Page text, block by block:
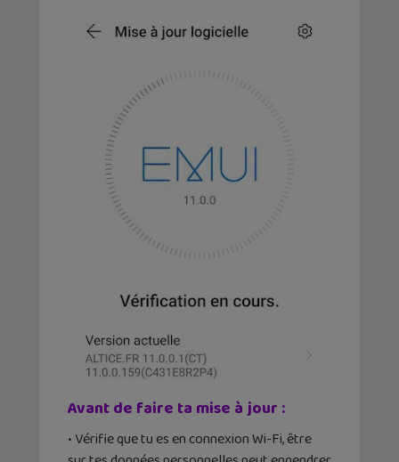
Avant de faire ta mise à jour :
• Vérifie que tu es en connexion Wi-Fi, être